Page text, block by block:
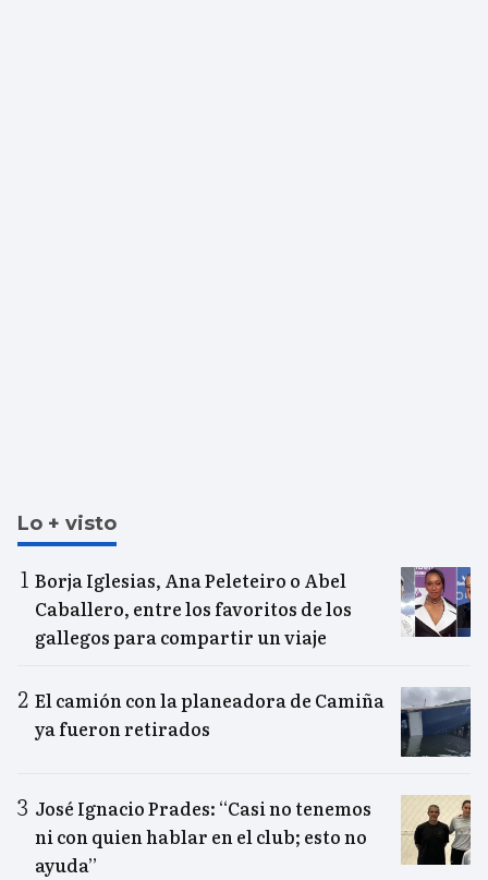
Lo + visto
Borja Iglesias, Ana Peleteiro o Abel
Caballero, entre los favoritos de los
gallegos para compartir un viaje
El camión con la planeadora de Camiña
ya fueron retirados
José Ignacio Prades: “Casi no tenemos
ni con quien hablar en el club; esto no
ayuda”